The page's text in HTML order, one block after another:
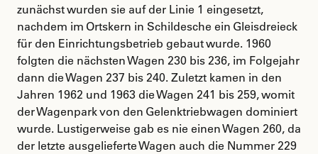
zunächst wurden sie auf der Linie 1 eingesetzt,
nachdem im Ortskern in Schildesche ein Gleisdreieck
für den Einrichtungsbetrieb gebaut wurde. 1960
folgten die nächsten Wagen 230 bis 236, im Folgejahr
dann die Wagen 237 bis 240. Zuletzt kamen in den
Jahren 1962 und 1963 die Wagen 241 bis 259, womit
der Wagenpark von den Gelenktriebwagen dominiert
wurde. Lustigerweise gab es nie einen Wagen 260, da
der letzte ausgelieferte Wagen auch die Nummer 229